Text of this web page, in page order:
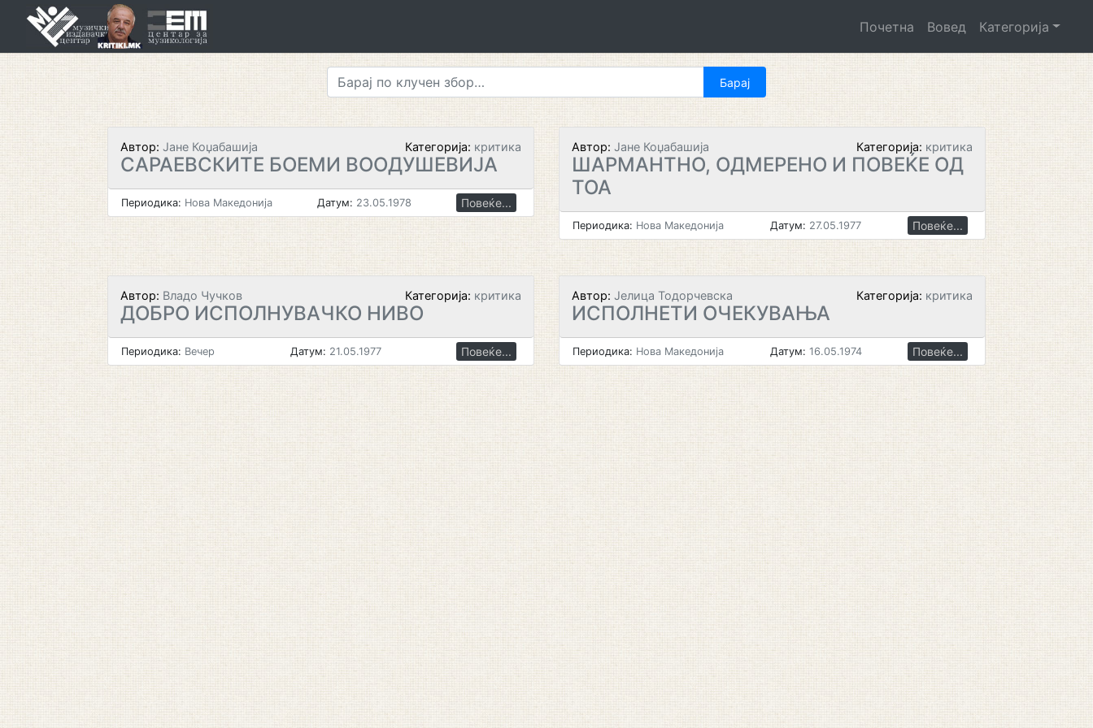
Почетна Вовед Категорија
Автор: Јане Коџабашија Категорија: критика
САРАЕВСКИТЕ БОЕМИ ВООДУШЕВИЈА
Периодика: Нова Македонија Датум: 23.05.1978 Повеќе...
Автор: Јане Коџабашија Категорија: критика
ШАРМАНТНО, ОДМЕРЕНО И ПОВЕЌЕ ОД
ТОА
Периодика: Нова Македонија Датум: 27.05.1977 Повеќе...
Автор: Владо Чучков Категорија: критика
ДОБРО ИСПОЛНУВАЧКО НИВО
Периодика: Вечер Датум: 21.05.1977 Повеќе...
Автор: Јелица Тодорчевска Категорија: критика
ИСПОЛНЕТИ ОЧЕКУВАЊА
Периодика: Нова Македонија Датум: 16.05.1974 Повеќе...